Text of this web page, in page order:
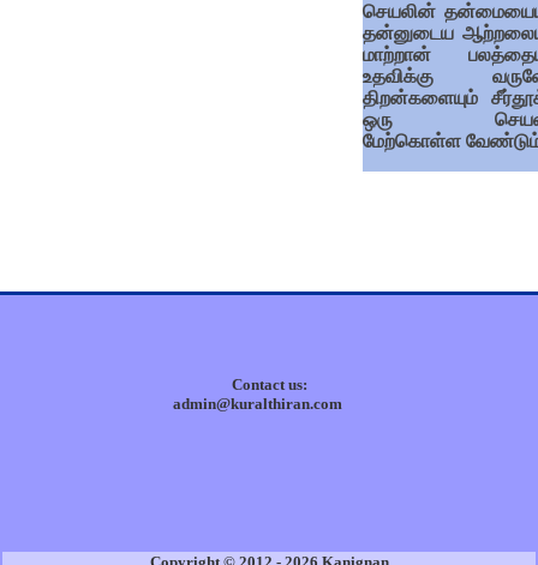
செயலின்
தன்னுடைய
மாற்றான்
உதவிக்கு
திறன்களையும்
ஒரு
மேற்கொள்ள
Contact us:
admin@kuralthiran.com